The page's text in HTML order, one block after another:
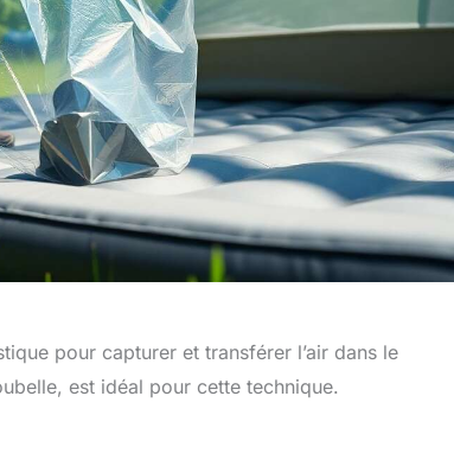
pour capturer et transférer l’air dans le
est idéal pour cette technique.